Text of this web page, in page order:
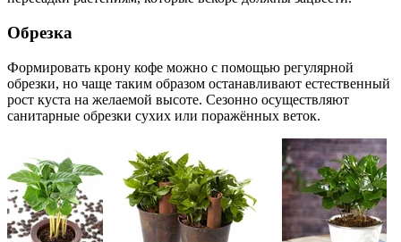
Обрезка
Формировать крону кофе можно с помощью регулярной
обрезки, но чаще таким образом останавливают естественный
рост куста на желаемой высоте. Сезонно осуществляют
санитарные обрезки сухих или поражённых веток.